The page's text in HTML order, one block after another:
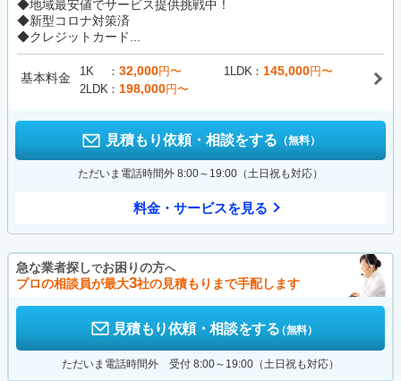
◆地域最安値でサービス提供挑戦中！
◆新型コロナ対策済
◆クレジットカード...
基本料金 1K 32,000円〜 1LDK 145,000円〜
2LDK
198,000円〜
見積もり依頼・相談をする （無料）
ただいま電話時間外 8:00～19:00（土日祝も対応）
料金・サービスを見る
急な業者探しでお困りの方へ
プロの相談員が最大3社の見積もりまで手配します
見積もり依頼・相談をする（無料）
ただいま電話時間外 受付 8:00～19:00（土日祝も対応）